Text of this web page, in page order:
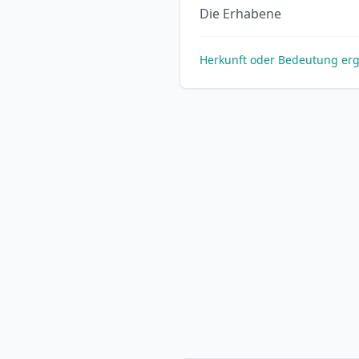
Die Erhabene
Herkunft oder Bedeutung